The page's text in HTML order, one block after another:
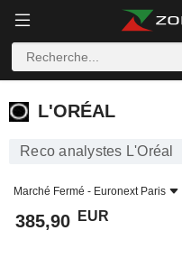
L'ORÉAL
L'ORÉAL
Reco analystes L'Oréal
Marché Fermé - Euronext Paris
385,90 EUR